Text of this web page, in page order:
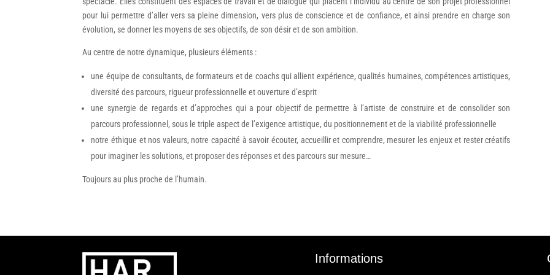
pour lui permettre d’aller vers sa pleine dimension, vers plus de conscience et de confiance, et ainsi prendre en charge son
évolution, se donner les moyens de ses objectifs, de son désir et de son ambition.
Au centre de notre dynamique, plusieurs éléments :
une équipe de consultants, de formateurs et de coachs qui allient expérience, qualités humaines, compétences artistiques,
diversité des parcours, rigueur professionnelle et ouverture d’esprit
une synergie de regards et d’approches qui a pour objectif de permettre à l’artiste de construire et de consolider son
parcours professionnel, sous le triple aspect de l’exigence artistique, du positionnement et de la viabilité professionnelle
notre éthique et nos valeurs, notre capacité à savoir écouter, accueillir et comprendre, mesurer les enjeux et rester créatifs
pour imaginer les solutions, et proposer des réponses et des parcours sur mesure…
Toujours au plus proche de l’humain.
Informations